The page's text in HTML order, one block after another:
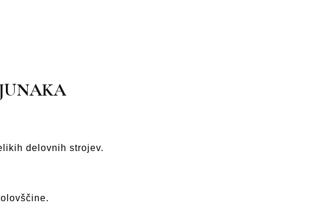
delovnih strojev.